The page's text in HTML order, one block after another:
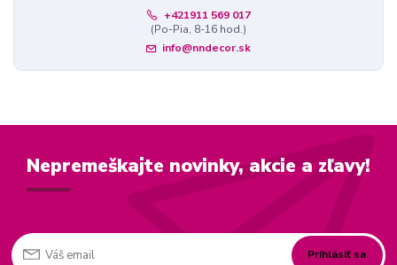
+421911 569 017
(Po-Pia, 8-16 hod.)
info@nndecor.sk
Nepremeškajte novinky, akcie a zľavy!
Prihlásiť sa